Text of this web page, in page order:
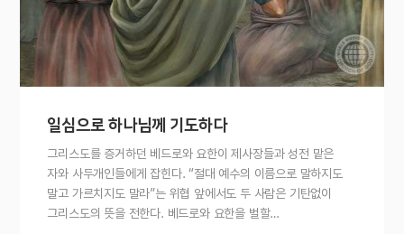
일심으로 하나님께 기도하다
그리스도를 증거하던 베드로와 요한이 제사장들과 성전 맡은
자와 사두개인들에게 잡힌다. “절대 예수의 이름으로 말하지도
말고 가르치지도 말라”는 위협 앞에서도 두 사람은 기탄없이
그리스도의 뜻을 전한다. 베드로와 요한을 벌할…